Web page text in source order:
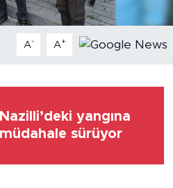
A- A+
Nazilli’deki yangına
müdahale sürüyor